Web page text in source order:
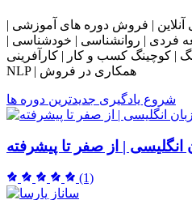
| فروش دوره های آموزشی |
فردی | روانشناسی | خودشناسی |
| کوچینگ کسب و کار | کارآفرینی |
NLP | همکاری در فروش
شروع یادگیری جدیدترین دوره ها
| از صفر تا پیشرفته
(1)